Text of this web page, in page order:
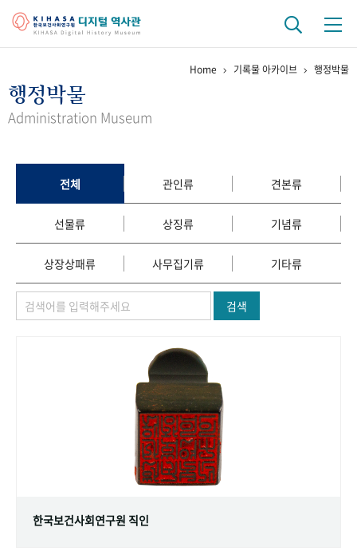
걸어온 길 기관 변천사
정책과 연구 키워드로 보는 연구 역사
연구자들
간행물 변천사
기록물 아카이브
사진 아카이브 문서 기록물 행정박물 영상 기록물
숫자로 보는 50년 50+1
Home 기록물 아카이브 행정박물
행정박물
Administration Museum
전체 관인류 견본류
선물류 상징류 기념류
상장상패류 사무집기류 기타류
검색
한국보건사회연구원 직인